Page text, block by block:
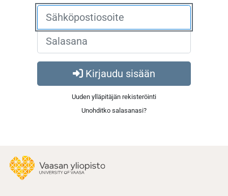
Kirjaudu sisään
Uuden ylläpitäjän rekisteröinti
Unohditko salasanasi?